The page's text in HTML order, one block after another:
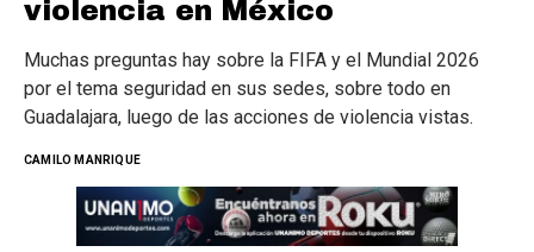
violencia en México
Muchas preguntas hay sobre la FIFA y el Mundial 2026
por el tema seguridad en sus sedes, sobre todo en
Guadalajara, luego de las acciones de violencia vistas.
CAMILO MANRIQUE